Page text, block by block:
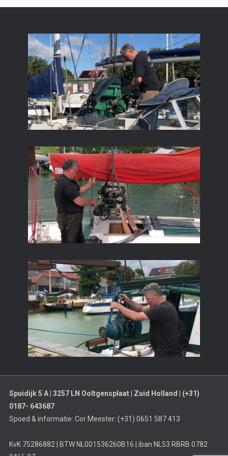
Spuidijk 5 A | 3257 LN Ooltgensplaat | Zuid Holland | (+31)
0187- 643687
Spoed & informatie: Cor Meester: (+31) 0651 587 413
KvK 75286882 | BTW NL001536260B16 | iban NL53 RBRB 0782